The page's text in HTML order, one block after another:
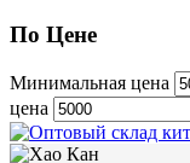
По Цене
Минимальная цена
цена